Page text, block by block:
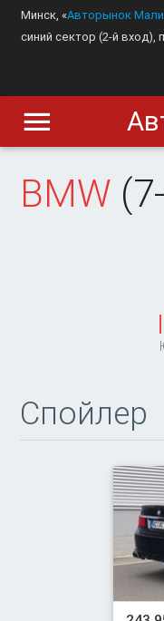
Минск, «Авторынок
синий сектор (2-й вход),
BMW
Спойлер